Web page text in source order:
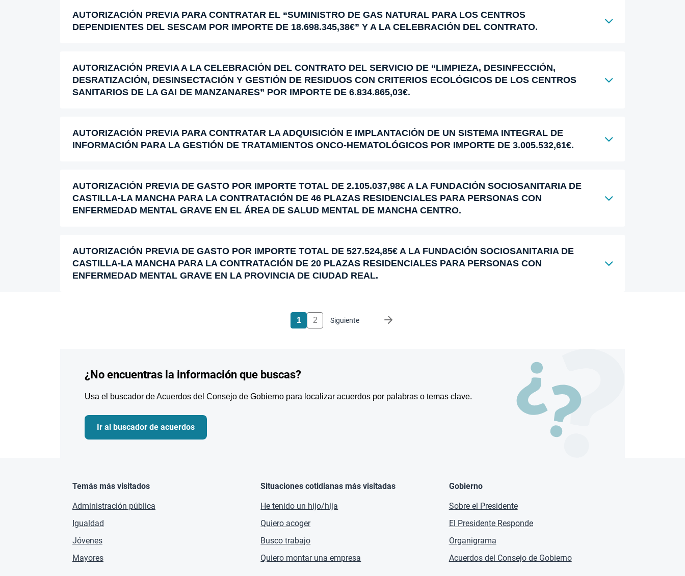
AUTORIZACIÓN PREVIA PARA CONTRATAR EL “SUMINISTRO DE GAS NATURAL PARA LOS CENTROS
DEPENDIENTES DEL SESCAM POR IMPORTE DE 18.698.345,38€” Y A LA CELEBRACIÓN DEL CONTRATO.
AUTORIZACIÓN PREVIA A LA CELEBRACIÓN DEL CONTRATO DEL SERVICIO DE “LIMPIEZA, DESINFECCIÓN,
DESRATIZACIÓN, DESINSECTACIÓN Y GESTIÓN DE RESIDUOS CON CRITERIOS ECOLÓGICOS DE LOS CENTROS
SANITARIOS DE LA GAI DE MANZANARES” POR IMPORTE DE 6.834.865,03€.
AUTORIZACIÓN PREVIA PARA CONTRATAR LA ADQUISICIÓN E IMPLANTACIÓN DE UN SISTEMA INTEGRAL DE
INFORMACIÓN PARA LA GESTIÓN DE TRATAMIENTOS ONCO-HEMATOLÓGICOS POR IMPORTE DE 3.005.532,61€.
AUTORIZACIÓN PREVIA DE GASTO POR IMPORTE TOTAL DE 2.105.037,98€ A LA FUNDACIÓN SOCIOSANITARIA DE
CASTILLA-LA MANCHA PARA LA CONTRATACIÓN DE 46 PLAZAS RESIDENCIALES PARA PERSONAS CON
ENFERMEDAD MENTAL GRAVE EN EL ÁREA DE SALUD MENTAL DE MANCHA CENTRO.
AUTORIZACIÓN PREVIA DE GASTO POR IMPORTE TOTAL DE 527.524,85€ A LA FUNDACIÓN SOCIOSANITARIA DE
CASTILLA-LA MANCHA PARA LA CONTRATACIÓN DE 20 PLAZAS RESIDENCIALES PARA PERSONAS CON
ENFERMEDAD MENTAL GRAVE EN LA PROVINCIA DE CIUDAD REAL.
1 2 Siguiente
Siguiente página
¿No encuentras la información que buscas?
Usa el buscador de Acuerdos del Consejo de Gobierno para localizar acuerdos por palabras o temas clave.
Ir al buscador de acuerdos
Temás más visitados
Administración pública
Igualdad
Jóvenes
Mayores
Situaciones cotidianas más visitadas
He tenido un hijo/hija
Quiero acoger
Busco trabajo
Quiero montar una empresa
Gobierno
Sobre el Presidente
El Presidente Responde
Organigrama
Acuerdos del Consejo de Gobierno